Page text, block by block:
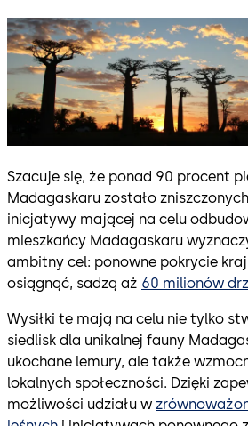
Szacuje się, że ponad 90 procent
Madagaskaru zostało
inicjatywy mającej na celu
mieszkańcy Madagaskaru
ambitny cel: ponowne pokrycie
osiągnąć, sadzą aż 60 milionów
Wysiłki te mają na celu nie tylko
siedlisk dla unikalnej fauny
ukochane lemury, ale także
lokalnych społeczności. Dzięki
możliwości udziału w